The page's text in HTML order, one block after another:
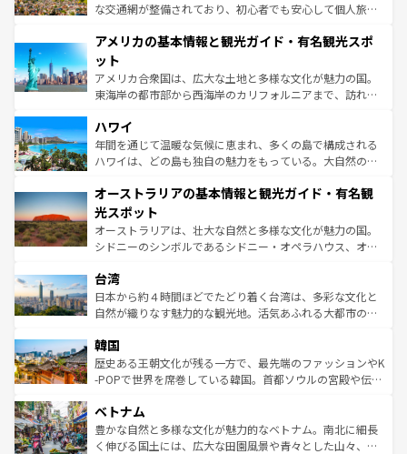
戦など、本場だからこそできる体験も豊富。イギリスを旅
ンツ一覧を参照してほしい。
な交通網が整備されており、初心者でも安心して個人旅行
の建物がそのまま残る町や、スイスならではのユニークな
博物館もあり、アルプス観光だけでなく町歩きも満喫する
ことができる。国民の所得が高いため物価も高いが、旅行
者向けの交通パス提供のサービスもあり、うまく活用すれ
着のスイス情報は
アメリカの基本情報と観光ガイド・有名観光スポ
ット
アメリカ合衆国は、広大な土地と多様な文化が魅力の国。
東海岸の都市部から西海岸のカリフォルニアまで、訪れる
のような巨大都市は、観光、ショッピング、エンターテイ
ンメントが詰まった刺激的なスポットだ。一方、アメリカ
西部には大自然が広がり、グランドキャニオンやイエロー
部のニューオーリンズでは、音楽と美食が融合した独特の
文化が魅力。旅行者はアメリカの各地域で異なる魅力を楽
しみながら、その多様性と豊かな歴史を感じることができ
るだろう。車でのロードトリップや列車の旅も、アメリカ
情報は
ハワイ
年間を通じて温暖な気候に恵まれ、多くの島で構成される
ハワイは、どの島も独自の魅力をもっている。大自然の神
ワイ島は見逃せない。また、定番の観光地といえばオアフ
島だが、静かな自然を求めるならマウイ島やカウアイ島が
おすすめ。エメラルドグリーンに輝く海をはじめ、豊かな
文化や歴史が息づいている。「アロハスピリット」と呼ば
人々、おいしいローカルフードやハワイアンミュージッ
ク、伝統的なフラダンスなど、すべてがハワイの魅力を彩
っている。訪れるたびに新しい発見と感動が待っているハ
はコンテンツ一覧
オーストラリアの基本情報と観光ガイド・有名観
光スポット
オーストラリアは、壮大な自然と多様な文化が魅力の国。
シドニーのシンボルであるシドニー・オペラハウス、オー
リアリーフや大陸中央部にそびえるウルル（エアーズロッ
ク）、タスマニアの美しい原生林やケアンズの熱帯雨林な
ど、見どころがたくさん。また、カフェやワイン、オージ
いる。アクティビティも充実しており、サーフィンやダイ
ビング、ハイキングなど、アウトドア好きにはたまらな
い。オーストラリアの多彩な魅力を存分に味わいつくそ
参照してほしい。
台湾
日本から約４時間ほどでたどり着く台湾は、多彩な文化と
自然が織りなす魅力的な観光地。活気あふれる大都市の台
ン）、静ひつな山岳地帯である台湾東部など、都市の喧騒
と山間の静けさが共存しており、訪れる人に新しい発見と
驚きをもたらしてくれる。また、奥深い台湾の食文化も魅
容にもいいと評判のスイーツなど、バラエティ豊かな料理
が味わえる。 なお、新着の台湾情報は コンテンツ一覧を参
照してほしい。
韓国
歴史ある王朝文化が残る一方で、最先端のファッションやK
-POPで世界を席巻している韓国。首都ソウルの宮殿や伝統
き、地方に足を延ばせば四季折々の自然美を楽しむことが
できる。そして、キムチや焼肉、絶品のストリートフード
まで、さまざまな韓国料理が待っている。夜には、韓国な
ベトナム
豊かな自然と多様な文化が魅力的なベトナム。南北に細長
く伸びる国土には、広大な田園風景や青々とした山々、世